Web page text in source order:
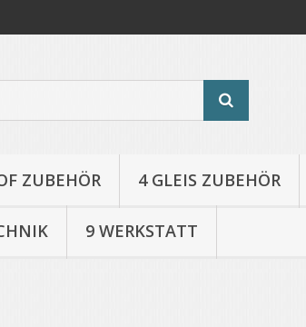
ZUBEHÖR 4 GLEIS ZUBEHÖR
9 WERKSTATT